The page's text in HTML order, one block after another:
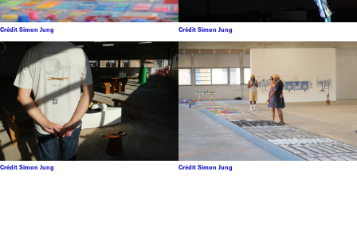
Crédit Simon Jung Crédit Simon Jung
Crédit Simon Jung Crédit Simon Jung